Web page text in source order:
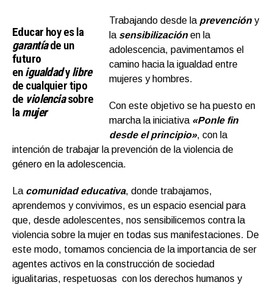
Educar hoy es la
garantíade un
futuro
enigualdadylibre
de cualquier tipo
de violenciasobre
lamujer
Trabajando desde la prevencióny
la sensibilizaciónen la
adolescencia, pavimentamos el
camino hacia la igualdad entre
mujeres y hombres.
Con este objetivo se ha puesto en
marcha la iniciativa «Ponle fin
desde el principio», con la
intención de trabajar la prevención de la violencia de
género en la adolescencia.
La comunidad educativa, donde trabajamos,
aprendemos y convivimos, es un espacio esencial para
que, desde adolescentes, nos sensibilicemos contra la
violencia sobre la mujer en todas sus manifestaciones. De
este modo, tomamos conciencia de la importancia de ser
agentes activos en la construcción de sociedad
igualitarias, respetuosas con los derechos humanos y